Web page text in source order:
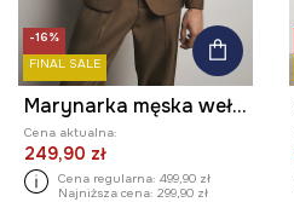
-16%
FINAL SALE
Marynarka męska wełniana
Cena aktualna:
249,90 zł
Cena regularna: 499,90 zł
Najniższa cena: 299,90 zł